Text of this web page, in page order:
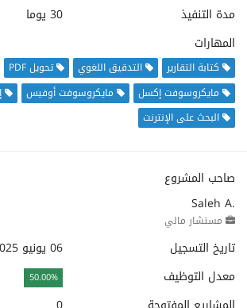
مدة التنفيذ
30 يوما
المهارات
كتابة التقارير التدقيق اللغوي
تحويل PDF
مايكروسوفت إكسل
مايكروسوفت أوفيس
البحث على الإنترنت
صاحب المشروع
Saleh A.
مستشار مالي
تاريخ التسجيل
06 يونيو 2025
معدل التوظيف
50.00%